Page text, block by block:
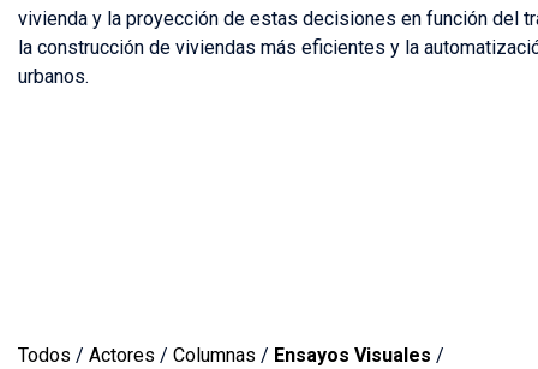
vivienda y la proyección de estas decisiones en función del
la construcción de viviendas más eficientes y la
urbanos.
Todos / Actores / Columnas / Ensayos Visuales /